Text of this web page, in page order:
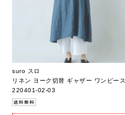
suro スロ
リネン ヨーク切替 ギャザー ワンピース
220401-02-03